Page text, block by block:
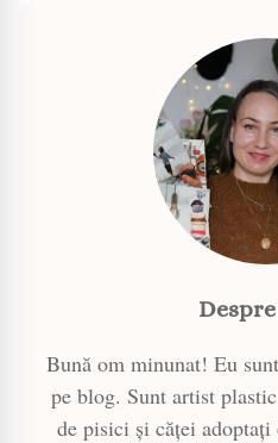
Bună om minunat! Eu
pe blog. Sunt artist
de pisici și căței adoptați